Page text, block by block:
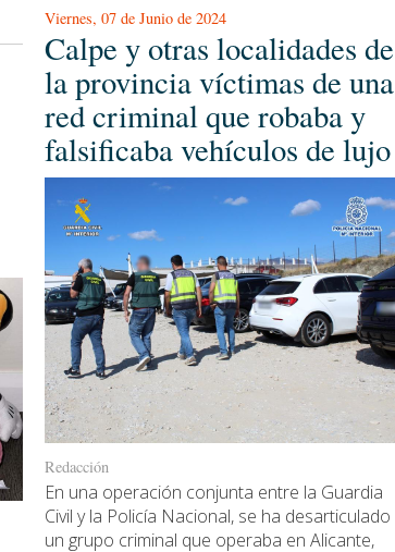
Viernes, 07 de Junio de 2024
Calpe y otras localidades de
la provincia víctimas de una
red criminal que robaba y
falsificaba vehículos de lujo
Redacción
En una operación conjunta entre la Guardia
Civil y la Policía Nacional, se ha desarticulado
un grupo criminal que operaba en Alicante,